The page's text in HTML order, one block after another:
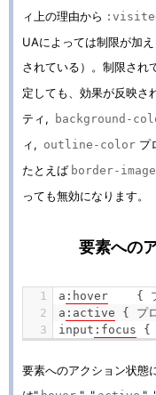
ィ上の理由から
UAによっては制限が加
されている）。制限され
定しても、効果が反映さ
ティ,
background-
ィ, outline-color プ
たとえば border-image
っても無効になります。
要素への
a : hover {
a : active { プ
input : focus {
要素へのアクション状態